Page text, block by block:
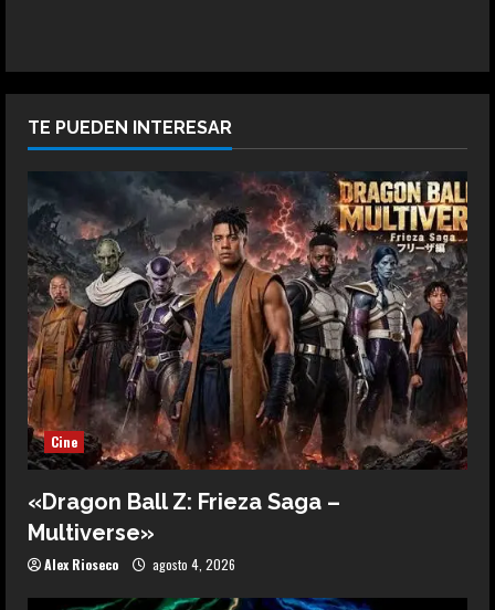
TE PUEDEN INTERESAR
Cine
«Dragon Ball Z: Frieza Saga –
Multiverse»
Alex Rioseco agosto 4, 2026